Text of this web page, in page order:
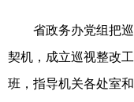
省政务办党组把巡
契机，成立巡视整改
班，指导机关各处室